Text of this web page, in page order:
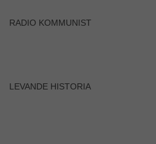
RADIO KOMMUNIST
LEVANDE HISTORIA